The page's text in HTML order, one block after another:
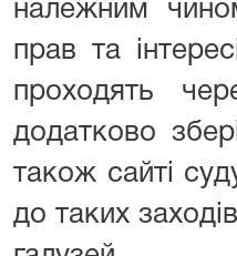
належним
прав та
проходять
додатково
також сайті
до таких